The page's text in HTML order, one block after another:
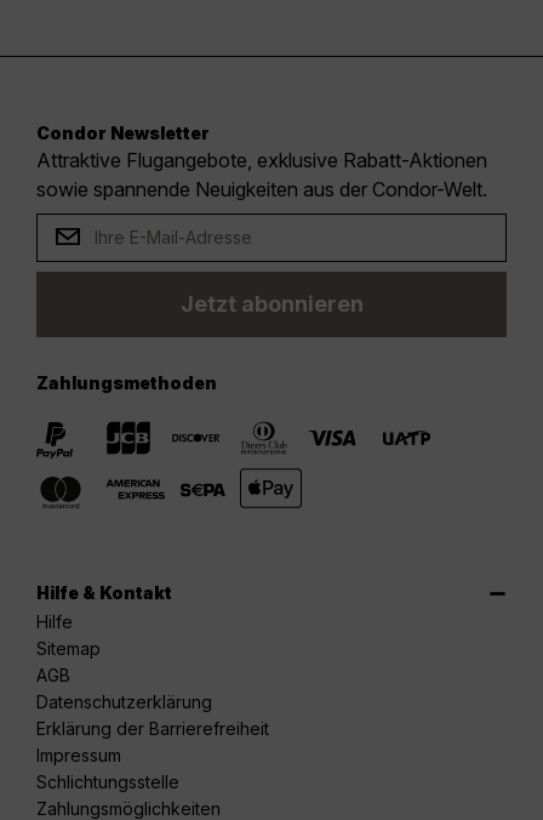
Condor Newsletter
Attraktive Flugangebote, exklusive Rabatt-Aktionen
sowie spannende Neuigkeiten aus der Condor-Welt.
Jetzt abonnieren
Zahlungsmethoden
Hilfe & Kontakt
Hilfe
Sitemap
AGB
Datenschutzerklärung
Erklärung der Barrierefreiheit
Impressum
Schlichtungsstelle
Zahlungsmöglichkeiten